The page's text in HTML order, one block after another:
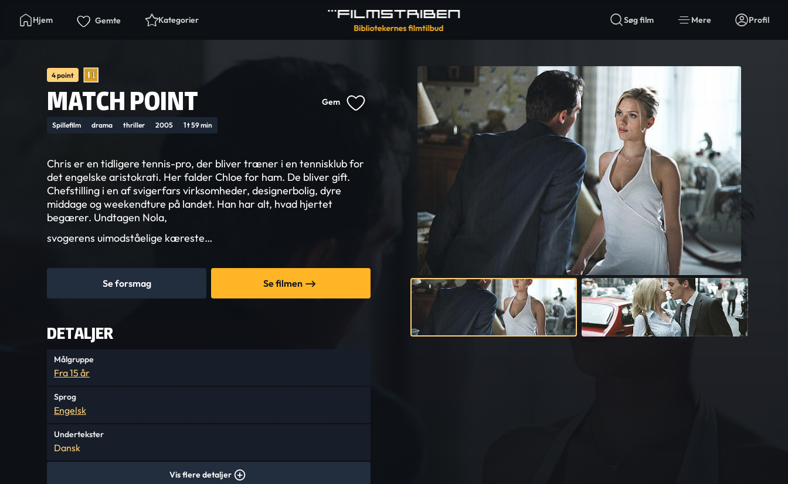
Hjem Gemte Kategorier Søg film Mere Profil
4 point
MATCH POINT Gem
Spillefilm drama thriller 2005 1 t 59 min
Chris er en tidligere tennis-pro, der bliver træner i en tennisklub for
det engelske aristokrati. Her falder Chloe for ham. De bliver gift.
Chefstilling i en af svigerfars virksomheder, designerbolig, dyre
middage og weekendture på landet. Han har alt, hvad hjertet
begærer. Undtagen Nola,
svogerens uimodståelige kæreste…
Se forsmag Se filmen
DETALJER
Målgruppe
Fra 15 år
Sprog
Engelsk
Undertekster
Dansk
Vis flere detaljer